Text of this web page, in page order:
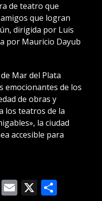
de teatro que
que logran
dirigida por Luis
por Mauricio Dayub
Mar del Plata
emocionantes de los
de obras y
los teatros de la
la ciudad
accesible para
Google
Email
X